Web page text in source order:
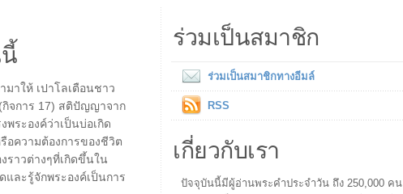
าให้ เปาโลเตือนชาว
(กิจการ 17) สติปัญญาจาก
พระองค์ว่าเป็นบ่อเกิด
ความต้องการของชีวิต
ราวต่างๆที่เกิดขึ้นใน
และรู้จักพระองค์เป็นการ
ร่วมเป็นสมาชิก
ร่วมเป็นสมาชิกทางอีมล์
RSS
เกี่ยวกับเรา
ปัจจุบันนี้มีผู้อ่านพระคำประจำวัน ถึง 250,000 คน